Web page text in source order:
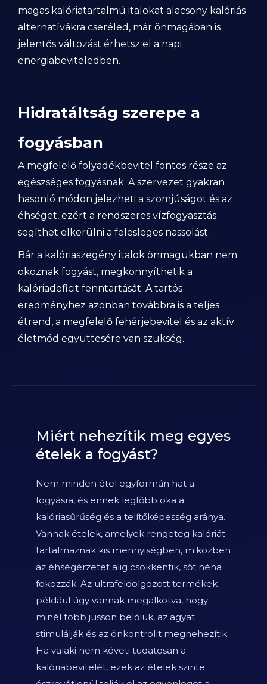
magas kalóriatartalmú italokat alacsony kalóriás
alternatívákra cseréled, már önmagában is
jelentős változást érhetsz el a napi
energiabeviteledben.
Hidratáltság szerepe a
fogyásban
A megfelelő folyadékbevitel fontos része az
egészséges fogyásnak. A szervezet gyakran
hasonló módon jelezheti a szomjúságot és az
éhséget, ezért a rendszeres vízfogyasztás
segíthet elkerülni a felesleges nassolást.
Bár a kalóriaszegény italok önmagukban nem
okoznak fogyást, megkönnyíthetik a
kalóriadeficit fenntartását. A tartós
eredményhez azonban továbbra is a teljes
étrend, a megfelelő fehérjebevitel és az aktív
életmód együttesére van szükség.
Miért nehezítik meg egyes
ételek a fogyást?
Nem minden étel egyformán hat a
fogyásra, és ennek legfőbb oka a
kalóriasűrűség és a telítőképesség aránya.
Vannak ételek, amelyek rengeteg kalóriát
tartalmaznak kis mennyiségben, miközben
az éhségérzetet alig csökkentik, sőt néha
fokozzák. Az ultrafeldolgozott termékek
például úgy vannak megalkotva, hogy
minél több jusson belőlük, az agyat
stimulálják és az önkontrollt megnehezítik.
Ha valaki nem követi tudatosan a
kalóriabevitelét, ezek az ételek szinte